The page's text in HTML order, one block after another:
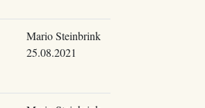
Mario Steinbrink
25.08.2021